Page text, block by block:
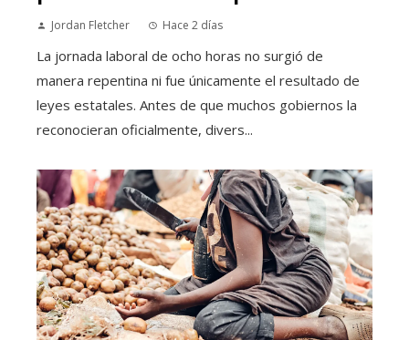
Jordan Fletcher Hace 2 días
La jornada laboral de ocho horas no surgió de
manera repentina ni fue únicamente el resultado de
leyes estatales. Antes de que muchos gobiernos la
reconocieran oficialmente, divers...